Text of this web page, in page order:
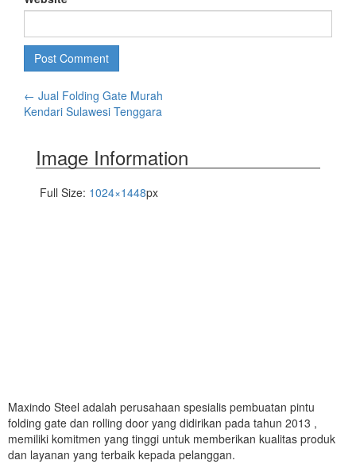
← Jual Folding Gate Murah
Kendari Sulawesi Tenggara
Image Information
Full Size: 1024×1448px
Maxindo Steel adalah perusahaan spesialis pembuatan pintu
folding gate dan rolling door yang didirikan pada tahun 2013 ,
memiliki komitmen yang tinggi untuk memberikan kualitas produk
dan layanan yang terbaik kepada pelanggan.